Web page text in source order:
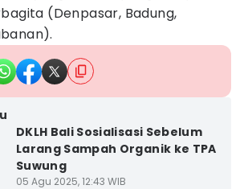
(Denpasar, Badung,
DKLH Bali Sosialisasi Sebelum
Larang Sampah Organik ke TPA
Suwung
05 Agu 2025, 12:43 WIB